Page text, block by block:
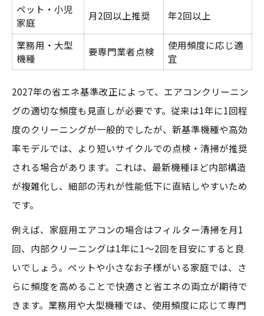
ペット・小児
家庭
月2回以上推奨 年2回以上
業務用・大型
機種
要専門業者点検
使用頻度に応じ適
宜
2027年の省エネ基準改正によって、エアコンクリーニン
グの適切な頻度も見直しが必要です。従来は1年に1回程
度のクリーニングが一般的でしたが、新基準機種や高効
率モデルでは、より短いサイクルでの点検・清掃が推奨
される場合があります。これは、最新機種ほど内部構造
が複雑化し、細部の汚れが性能低下に直結しやすいため
です。
例えば、家庭用エアコンの場合はフィルター清掃を月1
回、内部クリーニングは1年に1～2回を目安にすると良
いでしょう。ペットや小さなお子様がいる家庭では、さ
らに頻度を高めることで快適さと省エネの両立が期待で
きます。業務用や大型機種では、使用頻度に応じて専門